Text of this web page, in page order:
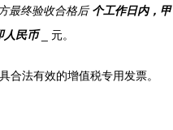
最终验收合格后个工作日内，甲
人民币 _ 元。
合法有效的增值税专用发票。